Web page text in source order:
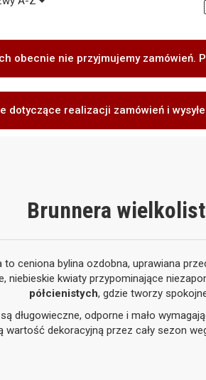
obecnie nie przyjmujemy zamówień.
dotyczące realizacji zamówień i
Brunnera
to ceniona bylina ozdobna, uprawiana
niebieskie kwiaty przypominające
półcienistych, gdzie tworzy
długowieczne, odporne i mało
wartość dekoracyjną przez cały sezon